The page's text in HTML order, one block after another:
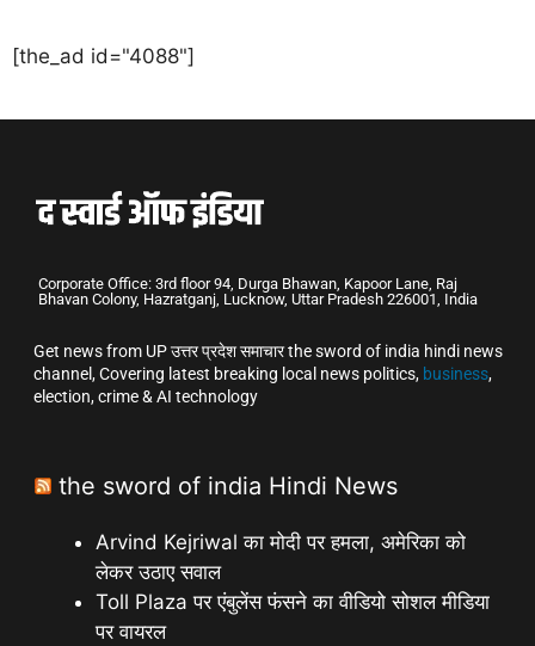
[the_ad id="4088"]
Corporate Office: 3rd floor 94, Durga Bhawan, Kapoor Lane, Raj
Bhavan Colony, Hazratganj, Lucknow, Uttar Pradesh 226001, India
Get news from UP उत्तर प्रदेश समाचार the sword of india hindi news
channel, Covering latest breaking local news politics, business,
election, crime & AI technology
the sword of india Hindi News
Arvind Kejriwal का मोदी पर हमला, अमेरिका को
लेकर उठाए सवाल
Toll Plaza पर एंबुलेंस फंसने का वीडियो सोशल मीडिया
पर वायरल